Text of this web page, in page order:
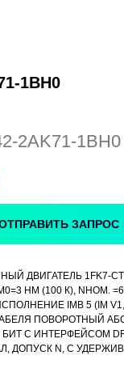
1BH0
2AK71-1BH0
ЗАПРОС
ДВИГАТЕЛЬ 1FK7-CT
HM (100 К), NНОМ.
IMB 5 (IM V1,
ПОВОРОТНЫЙ
С ИНТЕРФЕЙСОМ
ДОПУСК N, С